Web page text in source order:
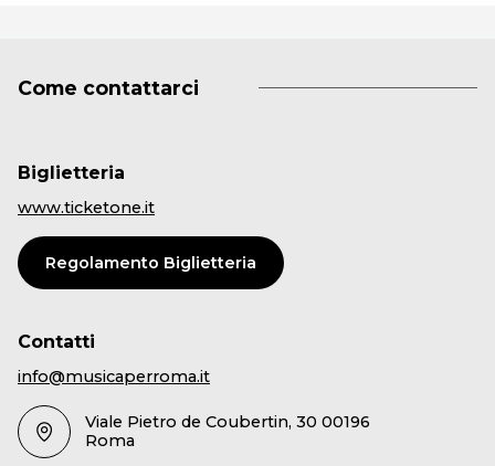
Come contattarci
Biglietteria
www.ticketone.it
Regolamento Biglietteria
Contatti
info@musicaperroma.it
Viale Pietro de Coubertin, 30 00196
Roma